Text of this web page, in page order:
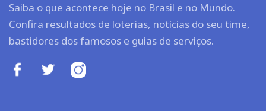
Saiba o que acontece hoje no Brasil e no Mundo.
Confira resultados de loterias, notícias do seu time,
bastidores dos famosos e guias de serviços.